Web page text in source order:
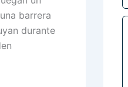
barrera
durante